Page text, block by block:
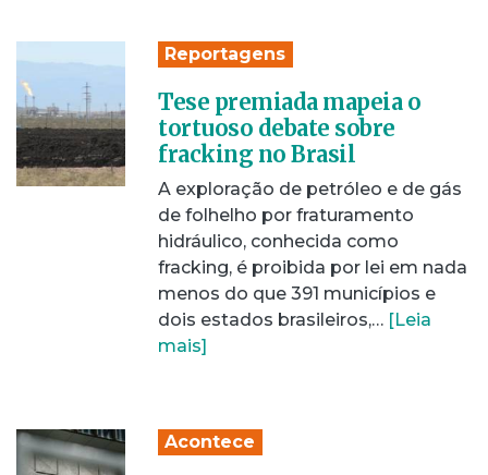
Reportagens
Tese premiada mapeia o
tortuoso debate sobre
fracking no Brasil
A exploração de petróleo e de gás
de folhelho por fraturamento
hidráulico, conhecida como
fracking, é proibida por lei em nada
menos do que 391 municípios e
dois estados brasileiros,… [Leia
mais]
Acontece